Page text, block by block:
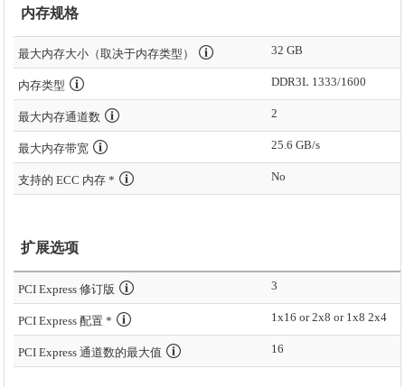
内存规格
最大内存大小（取决于内存类型） 32 GB
内存类型 DDR3L 1333/1600
最大内存通道数 2
最大内存带宽 25.6 GB/s
支持的 ECC 内存 * No
扩展选项
PCI Express 修订版 3
PCI Express 配置 * 1x16 or 2x8 or 1x8 2x4
PCI Express 通道数的最大值 16